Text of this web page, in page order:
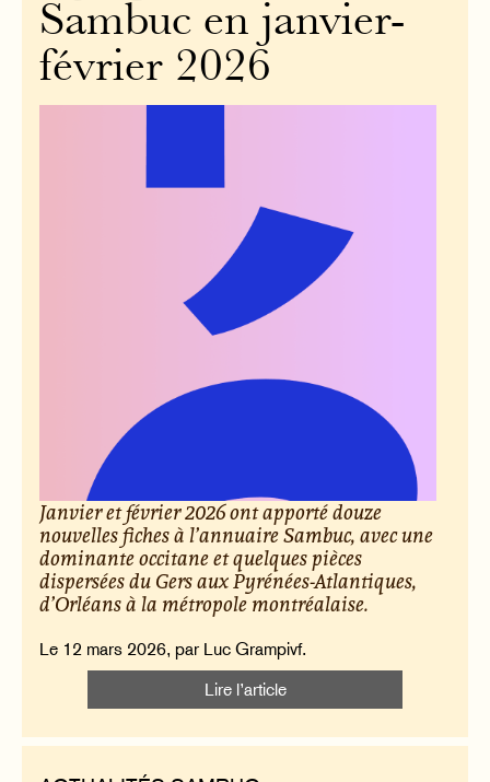
Sambuc en janvier-
février 2026
Janvier et février 2026 ont apporté douze
nouvelles fiches à l’annuaire Sambuc, avec une
dominante occitane et quelques pièces
dispersées du Gers aux Pyrénées-Atlantiques,
d’Orléans à la métropole montréalaise.
Le 12 mars 2026, par Luc Grampivf.
Lire l’article